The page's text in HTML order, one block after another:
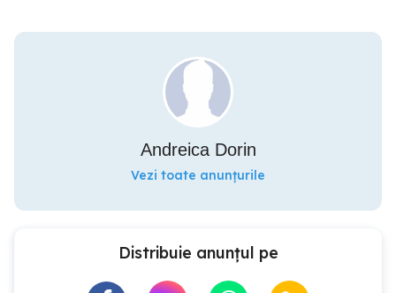
Andreica Dorin
Vezi toate anunțurile
Distribuie anunțul pe